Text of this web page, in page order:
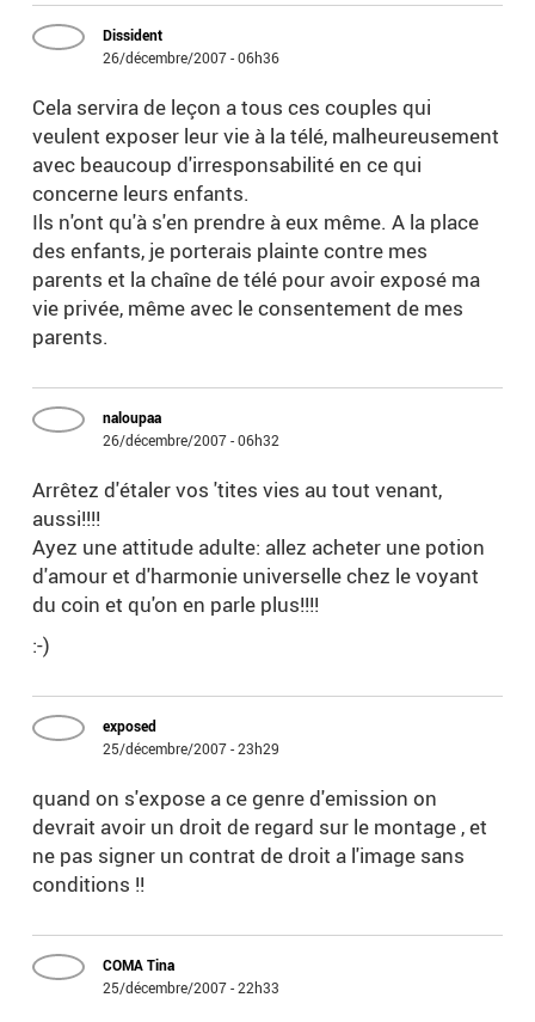
Dissident
26/décembre/2007 - 06h36
Cela servira de leçon a tous ces couples qui
veulent exposer leur vie à la télé, malheureusement
avec beaucoup d'irresponsabilité en ce qui
concerne leurs enfants.
Ils n'ont qu'à s'en prendre à eux même. A la place
des enfants, je porterais plainte contre mes
parents et la chaîne de télé pour avoir exposé ma
vie privée, même avec le consentement de mes
parents.
naloupaa
26/décembre/2007 - 06h32
Arrêtez d'étaler vos 'tites vies au tout venant,
aussi!!!!
Ayez une attitude adulte: allez acheter une potion
d'amour et d'harmonie universelle chez le voyant
du coin et qu'on en parle plus!!!!
:-)
exposed
25/décembre/2007 - 23h29
quand on s'expose a ce genre d'emission on
devrait avoir un droit de regard sur le montage , et
ne pas signer un contrat de droit a l'image sans
conditions !!
COMA Tina
25/décembre/2007 - 22h33